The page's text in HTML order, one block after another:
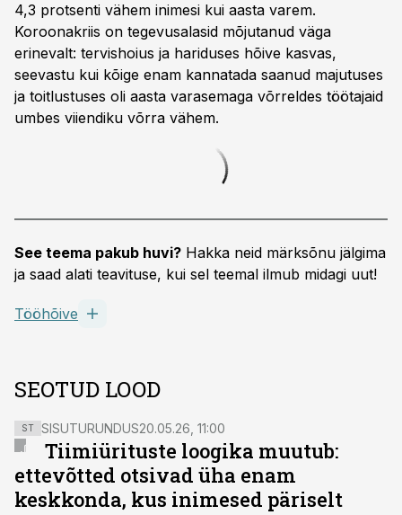
4,3 protsenti vähem inimesi kui aasta varem.
Koroonakriis on tegevusalasid mõjutanud väga
erinevalt: tervishoius ja hariduses hõive kasvas,
seevastu kui kõige enam kannatada saanud majutuses
ja toitlustuses oli aasta varasemaga võrreldes töötajaid
umbes viiendiku võrra vähem.
See teema pakub huvi? Hakka neid märksõnu jälgima
ja saad alati teavituse, kui sel teemal ilmub midagi uut!
Tööhõive
SEOTUD LOOD
ST SISUTURUNDUS20.05.26, 11:00
Tiimiürituste loogika muutub:
ettevõtted otsivad üha enam
keskkonda, kus inimesed päriselt